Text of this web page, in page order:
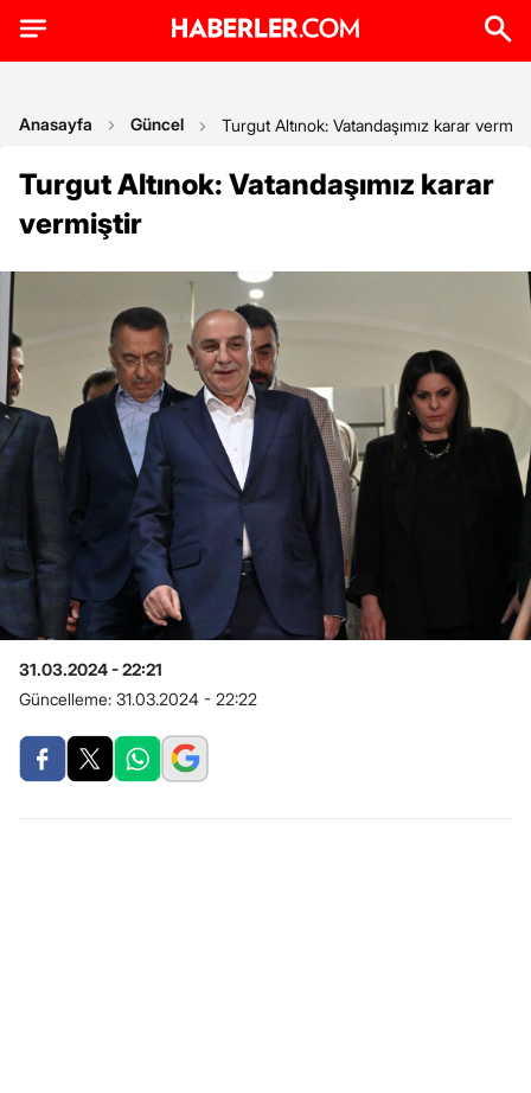
Anasayfa Güncel Turgut Altınok: Vatandaşımız karar
Turgut Altınok: Vatandaşımız karar
vermiştir
31.03.2024 - 22:21
Güncelleme: 31.03.2024 - 22:22